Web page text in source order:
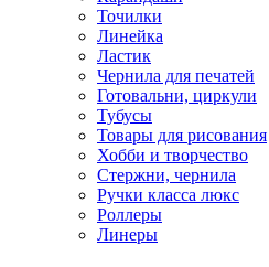
Точилки
Линейка
Ластик
Чернила для печатей
Готовальни, циркули
Тубусы
Товары для рисования
Хобби и творчество
Стержни, чернила
Ручки класса люкс
Роллеры
Линеры